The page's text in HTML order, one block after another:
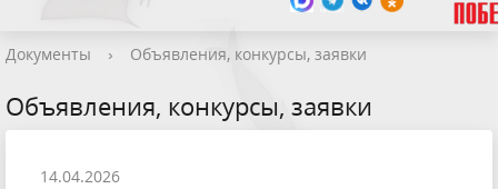
Документы › Объявления, конкурсы, заявки
Объявления, конкурсы, заявки
14.04.2026